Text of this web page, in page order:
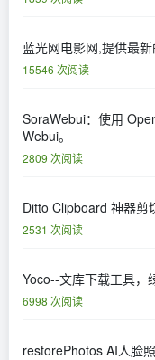
蓝光网电影网,提供最新
15546 次阅读
SoraWebui：使用
Webui。
2809 次阅读
Ditto Clipboard 神器剪
2531 次阅读
Yoco--文库下载工具，
6998 次阅读
restorePhotos AI人脸